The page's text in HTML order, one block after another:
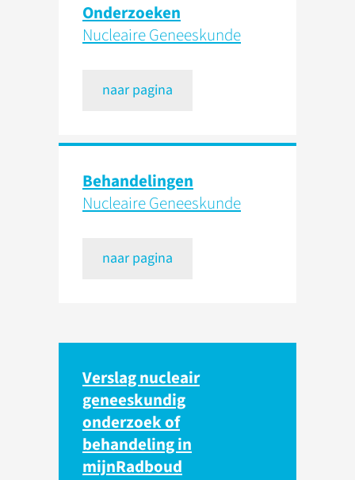
Onderzoeken
Nucleaire Geneeskunde
naar pagina
Behandelingen
Nucleaire Geneeskunde
naar pagina
Verslag nucleair
geneeskundig
onderzoek of
behandeling in
mijnRadboud